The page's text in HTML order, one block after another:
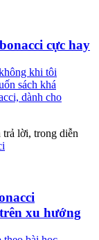
cực hay
khi tôi
sách khá
dành cho
trả lời, trong diễn
xu hướng